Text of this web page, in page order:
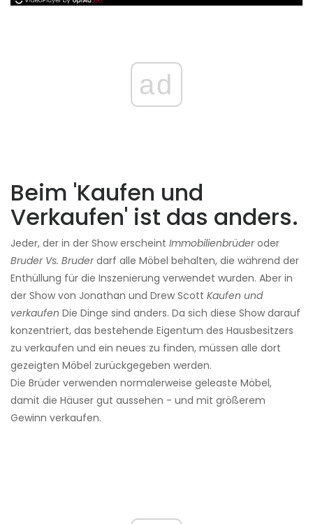
ad
Beim 'Kaufen und
Verkaufen' ist das anders.
Jeder, der in der Show erscheint Immobilienbrüderoder
Bruder Vs. Bruderdarf alle Möbel behalten, die während der
Enthüllung für die Inszenierung verwendet wurden. Aber in
der Show von Jonathan und Drew Scott Kaufen und
verkaufen Die Dinge sind anders. Da sich diese Show darauf
konzentriert, das bestehende Eigentum des Hausbesitzers
zu verkaufen und ein neues zu finden, müssen alle dort
gezeigten Möbel zurückgegeben werden.
Die Brüder verwenden normalerweise geleaste Möbel,
damit die Häuser gut aussehen - und mit größerem
Gewinn verkaufen.